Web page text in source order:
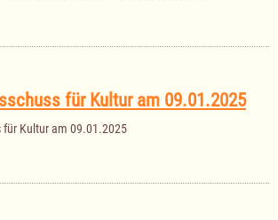
für Kultur am 09.01.2025
für Kultur am 09.01.2025